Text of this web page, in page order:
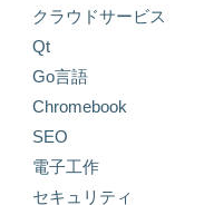
クラウドサービス
Qt
Go言語
Chromebook
SEO
電子工作
セキュリティ